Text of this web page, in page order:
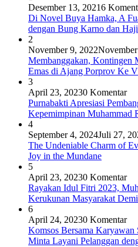
Desember 13, 20216
Di Novel Buya Hamka, A
dengan Bung Karno dan
2
November 9, 2022
Membanggakan, Kontingen
Emas di Ajang Porprov Ke
3
April 23, 20230 Komentar
Purnabakti Apresiasi
Kepemimpinan Muhammad
4
September 4, 2024Juli 27,
The Undeniable Charm of
Joy in the Mundane
5
April 23, 20230 Komentar
Rayakan Idul Fitri 2023,
Kerukunan Masyarakat
6
April 24, 20230 Komentar
Komsos Bersama
Minta Layani Pelanggan